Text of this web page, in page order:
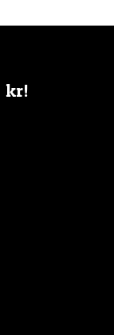
varianter.
alternativen
kr!